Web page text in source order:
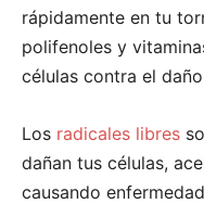
rápidamente en tu
polifenoles y
células contra el
Los radicales libres
dañan tus células,
causando